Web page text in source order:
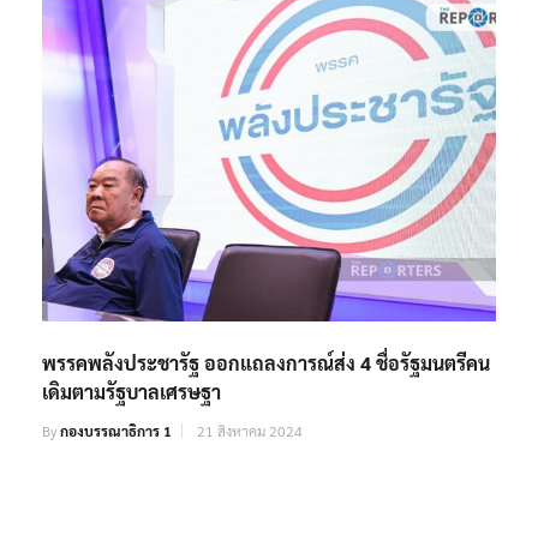
พรรคพลังประชารัฐ ออกแถลงการณ์ส่ง 4 ชื่อรัฐมนตรีคน
เดิมตามรัฐบาลเศรษฐา
Byกองบรรณาธิการ 1 21 สิงหาคม 2024